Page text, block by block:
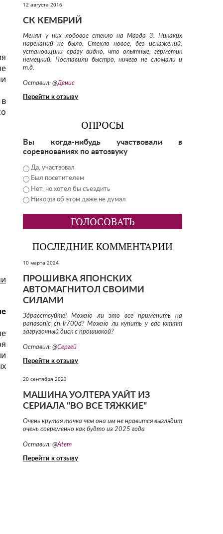
12 августа 2016
СК КЕМБРИЙ
Менял у них лобовое стекло на Мазда 3. Никаких
нареканий не было. Стекло новое, без искажений,
установщики сразу видно, что опытные, герметик
немецкий. Поставили быстро, ничего не сломали и
т.д.
Оставил: @Денис
Перейти к отзыву
ОПРОСЫ
Вы когда-нибудь участвовали в
соревнованиях по автозвуку
Да, участвовал
Был посетителем
Нет, но хотел бы съездить
Никогда об этом даже не думал
ПОСЛЕДНИЕ КОММЕНТАРИИ
10 марта 2024
ПРОШИВКА ЯПОНСКИХ
АВТОМАГНИТОЛ СВОИМИ
СИЛАМИ
Здравствуйте! Можно ли это все применить на
panasonic cn-lr700d? Можно ли купить у вас юттт
загрузочный диск с прошивкой?
Оставил: @Сергей
Перейти к отзыву
20 сентября 2023
МАШИНА УОЛТЕРА УАЙТ ИЗ
СЕРИАЛА "ВО ВСЕ ТЯЖКИЕ"
Очень крутая тачка чем она им не нравится выглядит
очень современно как будто из 2025 года
Оставил: @Atem
Перейти к отзыву